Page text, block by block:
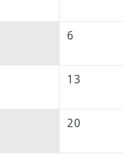
6
13
20